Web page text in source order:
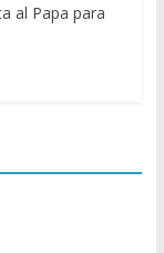
al Papa para